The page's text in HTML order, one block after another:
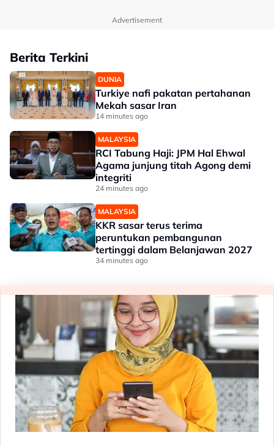
Advertisement
Berita Terkini
DUNIA
Turkiye nafi pakatan pertahanan
Mekah sasar Iran
14 minutes ago
MALAYSIA
RCI Tabung Haji: JPM Hal Ehwal
Agama junjung titah Agong demi
integriti
24 minutes ago
MALAYSIA
KKR sasar terus terima
peruntukan pembangunan
tertinggi dalam Belanjawan 2027
34 minutes ago